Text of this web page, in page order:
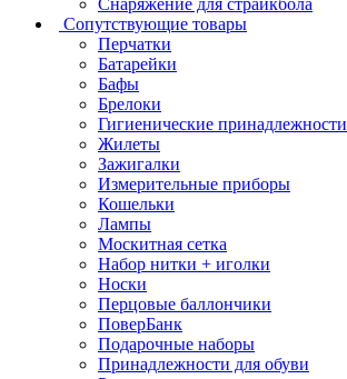
Снаряжение для страйкбола
Сопутствующие товары
Перчатки
Батарейки
Бафы
Брелоки
Гигиенические принадлежности
Жилеты
Зажигалки
Измерительные приборы
Кошельки
Лампы
Москитная сетка
Набор нитки + иголки
Носки
Перцовые баллончики
ПоверБанк
Подарочные наборы
Принадлежности для обуви